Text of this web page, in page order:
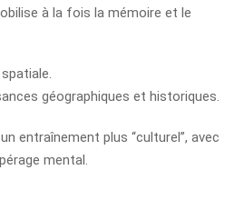
à la fois la mémoire et le
géographiques et historiques.
entraînement plus “culturel”, avec
mental.